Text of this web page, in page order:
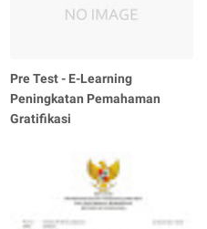
Pre Test - E-Learning
Peningkatan Pemahaman
Gratifikasi